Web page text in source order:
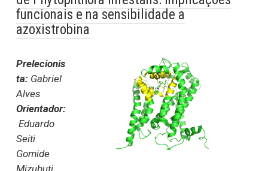
funcionais e na sensibilidade a
azoxistrobina
Prelecionis
ta: Gabriel
Alves
Orientador:
Eduardo
Seiti
Gomide
Mizubuti